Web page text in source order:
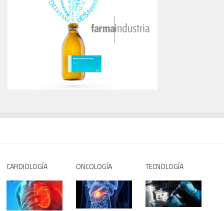
CARDIOLOGÍA ONCOLOGÍA TECNOLOGÍA